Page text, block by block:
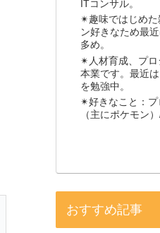
ITコンサル。
✴趣味ではじめた
ン好きなため最
多め。
✴人材育成、プロ
本業です。最近
を勉強中。
✴好きなこと：プ
（主にポケモン
おすすめ記事